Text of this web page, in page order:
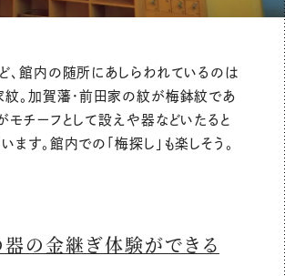
、館内の随所にあしらわれているのは
。加賀藩・前田家の紋が梅鉢紋であ
モチーフとして設えや器などいたると
ます。館内での「梅探し」も楽しそう。
の金継ぎ体験ができる